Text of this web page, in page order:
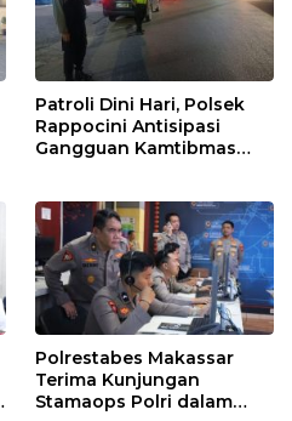
Patroli Dini Hari, Polsek
Rappocini Antisipasi
Gangguan Kamtibmas
Polrestabes Makassar
Terima Kunjungan
Stamaops Polri dalam